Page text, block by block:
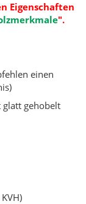
Eigenschaften
".
einen
gehobelt